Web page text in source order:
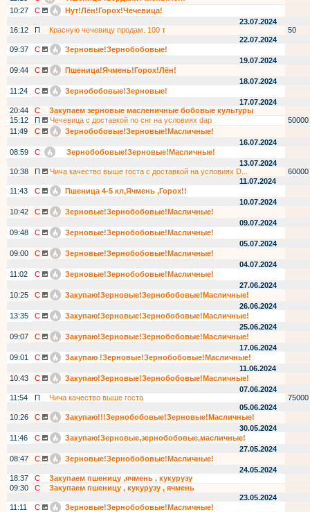
10:27
С
Нут!Лён!Горох!Чечевица!
23.07.2024
16:12
П Красную чечевицу продам. 100 т
50
22.07.2024
09:37
С
Зерновые!Зернобобовые!
19.07.2024
09:44
С
Пшеница!Ячмень!Горох!Лён!
18.07.2024
11:24
С
Зернобобовые!Зерновые!
17.07.2024
20:44
С
Закупаем зерновые масленичные бобовые культуры
15:12
П Чечевица с доставкой по снг на условиях dap
50000
11:49
С
Зернобобовые!Зерновые!Масличные!
16.07.2024
08:59
С
Зернобобовые!Зерновые!Масличные!
13.07.2024
10:38
П Чича качество выше госта с доставкой на условиях D...
60000
11.07.2024
11:43
С
Пшеница 4-5 кл,Ячмень ,Горох!!
10.07.2024
10:42
С
Зерновые!Зернобобовые!Масличные!
09.07.2024
09:48
С
Зерновые!Зернобобовые!Масличные!
05.07.2024
09:00
С
Зерновые!Зернобобовые!Масличные!
04.07.2024
11:02
С
Зерновые!Зернобобовые!Масличные!
27.06.2024
10:25
С
Закупаю!Зерновые!Зернобобовые!Масличные!
26.06.2024
13:35
С
Закупаю!Зерновые!Зернобобовые!Масличные!
25.06.2024
09:07
С
Закупаю!Зерновые!Зернобобовые!Масличные!
17.06.2024
09:01
С
Закупаю !Зерновые!Зернобобовые!Масличные!
11.06.2024
10:43
С
Закупаю!Зерновые!Зернобобовые!Масличные!
07.06.2024
11:54
П Чича качество выше госта
75000
05.06.2024
10:26
С
Закупаю!!!Зернобобовые!Зерновые!Масличные!
30.05.2024
11:46
С
Закупаю!Зерновые,зернобобовые,масличные!
27.05.2024
08:47
С
Зерновые!Зернобобовые!Масличные!
24.05.2024
18:37
С
Закупаем пшеницу ,ячмень , кукурузу
09:30
С
Закупаем пшеницу , кукурузу , ячмень
23.05.2024
11:11
С
Зерновые!Зернобобовые!Масличные!